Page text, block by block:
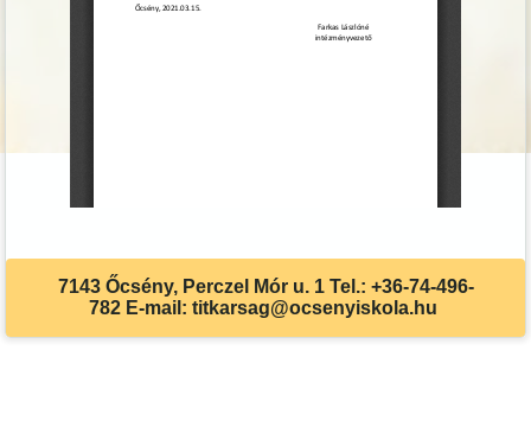
7143 Őcsény, Perczel Mór u. 1 Tel.: +36-74-496-
782 E-mail: titkarsag@ocsenyiskola.hu